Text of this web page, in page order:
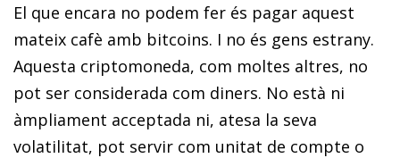
El que encara no podem fer és pagar aquest
mateix cafè amb bitcoins. I no és gens estrany.
Aquesta criptomoneda, com moltes altres, no
pot ser considerada com diners. No està ni
àmpliament acceptada ni, atesa la seva
volatilitat, pot servir com unitat de compte o